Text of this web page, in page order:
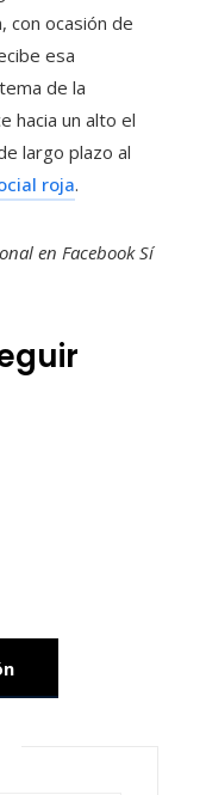
con ocasión de
esa
de la
hacia un alto el
largo plazo al
roja.
en FacebookSí